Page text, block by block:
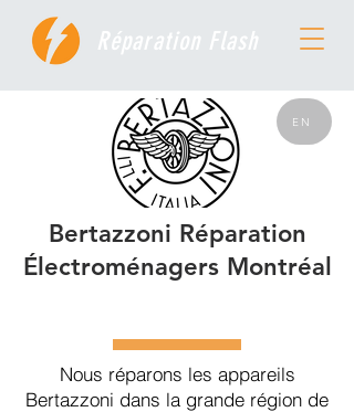
Réparation Flash
EN
Bertazzoni Réparation
Électroménagers Montréal
Nous réparons les appareils
Bertazzoni dans la grande région de